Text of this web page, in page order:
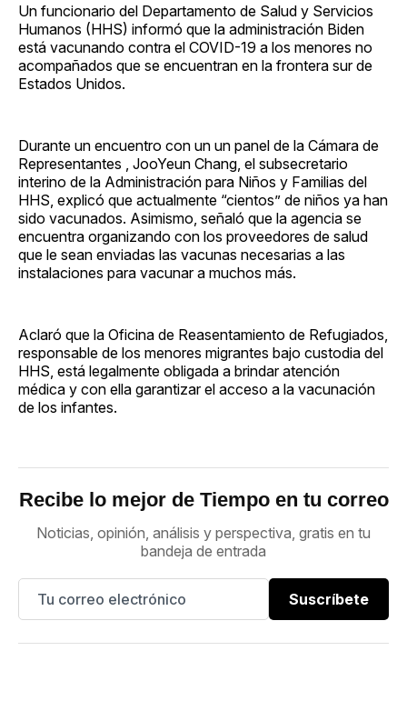
Un funcionario del Departamento de Salud y Servicios
Humanos (HHS) informó que la administración Biden
está vacunando contra el COVID-19 a los menores no
acompañados que se encuentran en la frontera sur de
Estados Unidos.
Durante un encuentro con un un panel de la Cámara de
Representantes , JooYeun Chang, el subsecretario
interino de la Administración para Niños y Familias del
HHS, explicó que actualmente “cientos” de niños ya han
sido vacunados. Asimismo, señaló que la agencia se
encuentra organizando con los proveedores de salud
que le sean enviadas las vacunas necesarias a las
instalaciones para vacunar a muchos más.
Aclaró que la Oficina de Reasentamiento de Refugiados,
responsable de los menores migrantes bajo custodia del
HHS, está legalmente obligada a brindar atención
médica y con ella garantizar el acceso a la vacunación
de los infantes.
Recibe lo mejor de Tiempo en tu correo
Noticias, opinión, análisis y perspectiva, gratis en tu
bandeja de entrada
Suscríbete